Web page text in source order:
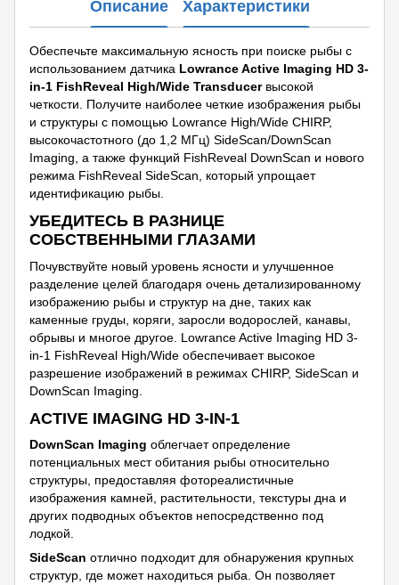
Описание Характеристики
Обеспечьте максимальную ясность при поиске рыбы с
использованием датчика Lowrance Active Imaging HD 3-
in-1 FishReveal High/Wide Transducerвысокой
четкости. Получите наиболее четкие изображения рыбы
и структуры с помощью Lowrance High/Wide CHIRP,
высокочастотного (до 1,2 МГц) SideScan/DownScan
Imaging, а также функций FishReveal DownScan и нового
режима FishReveal SideScan, который упрощает
идентификацию рыбы.
УБЕДИТЕСЬ В РАЗНИЦЕ
СОБСТВЕННЫМИ ГЛАЗАМИ
Почувствуйте новый уровень ясности и улучшенное
разделение целей благодаря очень детализированному
изображению рыбы и структур на дне, таких как
каменные груды, коряги, заросли водорослей, канавы,
обрывы и многое другое. Lowrance Active Imaging HD 3-
in-1 FishReveal High/Wide обеспечивает высокое
разрешение изображений в режимах CHIRP, SideScan и
DownScan Imaging.
ACTIVE IMAGING HD 3-IN-1
DownScan Imaging облегчает определение
потенциальных мест обитания рыбы относительно
структуры, предоставляя фотореалистичные
изображения камней, растительности, текстуры дна и
других подводных объектов непосредственно под
лодкой.
SideScan отлично подходит для обнаружения крупных
структур, где может находиться рыба. Он позволяет